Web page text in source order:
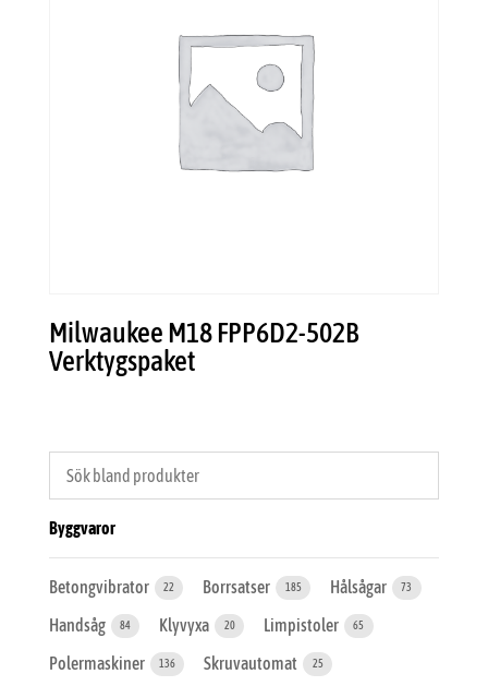
Milwaukee M18 FPP6D2-502B
Verktygspaket
Byggvaror
Betongvibrator 22 Borrsatser 185 Hålsågar 73
Handsåg 84 Klyvyxa 20 Limpistoler 65
Polermaskiner 136 Skruvautomat 25